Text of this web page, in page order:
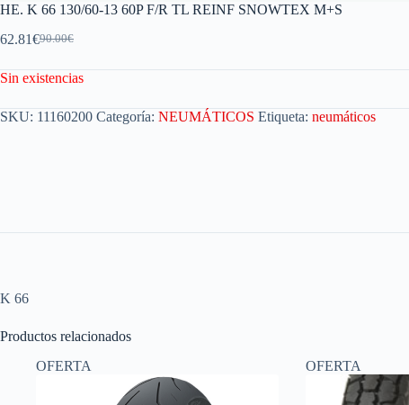
HE. K 66 130/60-13 60P F/R TL REINF SNOWTEX M+S
90.00€
62.81€
Sin existencias
SKU: 11160200 Categoría: NEUMÁTICOS Etiqueta: neumáticos
K 66
Productos relacionados
OFERTA
OFERTA